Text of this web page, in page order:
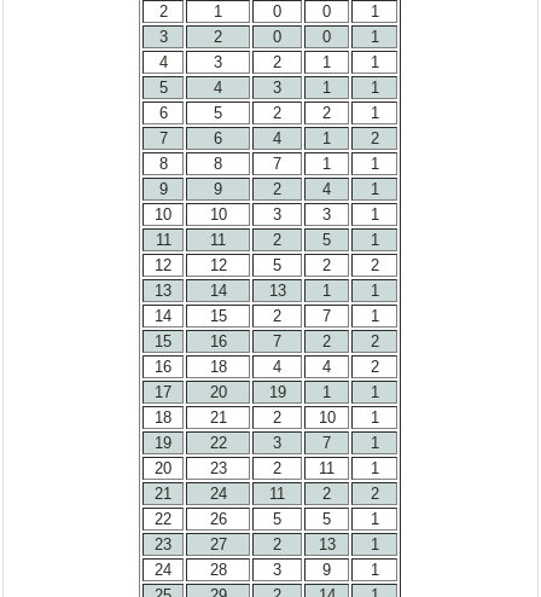
2
1 0 0
1
3
2 0 0
1
4
3 2 1
1
5
4 3 1
1
6
5 2 2
1
7
6 4 1
2
8
8 7 1
1
9
9 2 4
1
10
10 3 3
1
11
11 2 5
1
12
12 5 2
2
13
14 13 1
1
14
15 2 7
1
15
16 7 2
2
16
18 4 4
2
17
20 19 1
1
18
21 2 10
1
19
22 3 7
1
20
23 2 11
1
21
24 11 2
2
22
26 5 5
1
23
27 2 13
1
24
28 3 9
1